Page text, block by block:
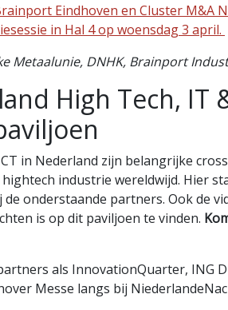
Eindhoven en Cluster M&A
in Hal 4 op woensdag 3 april.
Metaalunie, DNHK, Brainport
High Tech, IT
in Nederland zijn belangrijke
industrie wereldwijd. Hier
onderstaande partners. Ook de
is op dit paviljoen te vinden.
als InnovationQuarter, ING
Messe langs bij